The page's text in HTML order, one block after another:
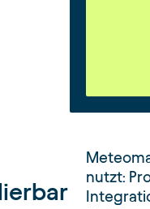
nutzt: